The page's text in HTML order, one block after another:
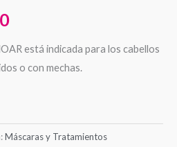
está indicada para los cabellos
o con mechas.
Máscaras y Tratamientos